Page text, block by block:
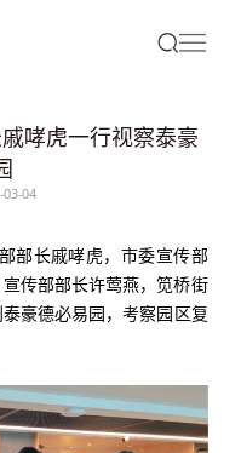
哮虎一行视察泰豪
04
部长戚哮虎，市委宣传部
传部部长许莺燕，笕桥街
泰豪德必易园，考察园区复